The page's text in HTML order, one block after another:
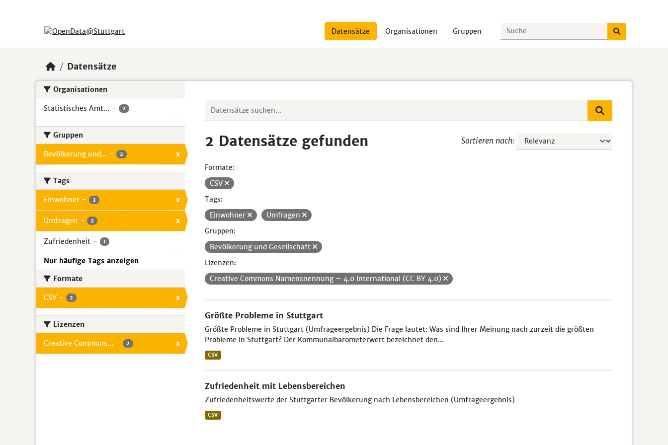
Datensätze Organisationen Gruppen
Datensätze
Organisationen
Statistisches Amt... - 2
Gruppen
Bevölkerung und... - 2 x
Tags
Einwohner - 2 x
Umfragen - 2 x
Zufriedenheit - 1
Nur häufige Tags anzeigen
Formate
CSV - 2 x
Lizenzen
Creative Commons... - 2 x
Sortieren nach
2 Datensätze gefunden
Formate:
CSV
Tags:
Einwohner
Umfragen
Gruppen:
Bevölkerung und Gesellschaft
Lizenzen:
Creative Commons Namensnennung – 4.0 International (CC BY 4.0)
Größte Probleme in Stuttgart
Größte Probleme in Stuttgart (Umfrageergebnis) Die Frage lautet: Was sind Ihrer Meinung nach zurzeit die größten
Probleme in Stuttgart? Der Kommunalbarometerwert bezeichnet den...
CSV
Zufriedenheit mit Lebensbereichen
Zufriedenheitswerte der Stuttgarter Bevölkerung nach Lebensbereichen (Umfrageergebnis)
CSV